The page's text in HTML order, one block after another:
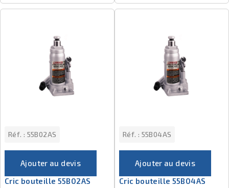
Réf. : 55B02AS
Ajouter au devis
Cric bouteille 55B02AS
Réf. : 55B04AS
Ajouter au devis
Cric bouteille 55B04AS